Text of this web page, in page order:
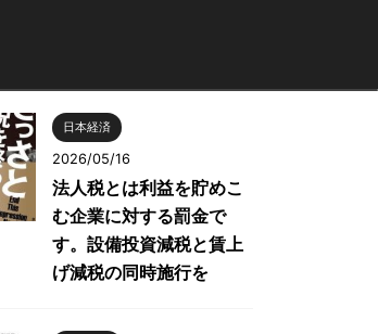
日本経済
2026/05/16
法人税とは利益を貯めこ
む企業に対する罰金で
す。設備投資減税と賃上
げ減税の同時施行を